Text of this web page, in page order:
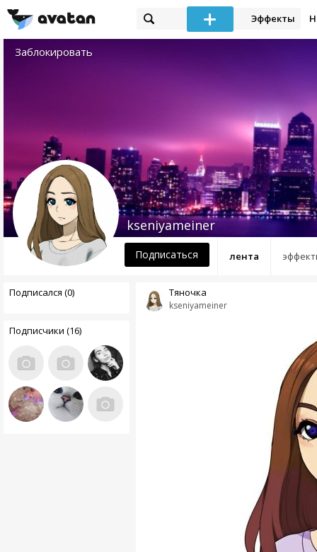
Эффекты
Заблокировать
лента
kseniyameiner
Подписаться
Подписался (0)
Подписчики (16)
kseniyameiner
Тяночка